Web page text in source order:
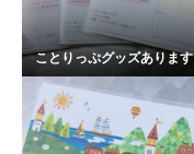
ことりっぷグッズあります